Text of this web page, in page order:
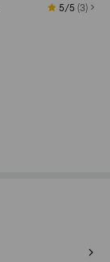
5/5 (3)